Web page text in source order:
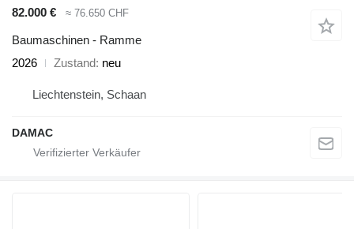
82.000 €
≈ 76.650 CHF
Baumaschinen - Ramme
2026
Zustand neu
Liechtenstein, Schaan
DAMAC